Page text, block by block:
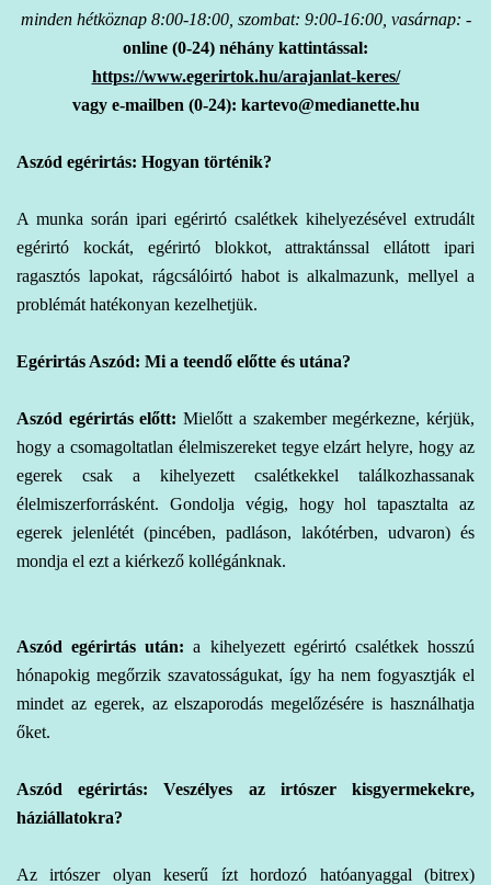
minden hétköznap 8:00-18:00, szombat: 9:00-16:00, vasárnap: -
online (0-24) néhány kattintással:
https://www.egerirtok.hu/arajanlat-keres/
vagy e-mailben (0-24): kartevo@medianette.hu
Aszód egérirtás: Hogyan történik?
A munka során ipari egérirtó csalétkek kihelyezésével extrudált
egérirtó kockát, egérirtó blokkot, attraktánssal ellátott ipari
ragasztós lapokat, rágcsálóirtó habot is alkalmazunk, mellyel a
problémát hatékonyan kezelhetjük.
Egérirtás Aszód: Mi a teendő előtte és utána?
Aszód egérirtás előtt: Mielőtt a szakember megérkezne, kérjük,
hogy a csomagoltatlan élelmiszereket tegye elzárt helyre, hogy az
egerek csak a kihelyezett csalétkekkel találkozhassanak
élelmiszerforrásként. Gondolja végig, hogy hol tapasztalta az
egerek jelenlétét (pincében, padláson, lakótérben, udvaron) és
mondja el ezt a kiérkező kollégánknak.
Aszód egérirtás után: a kihelyezett egérirtó csalétkek hosszú
hónapokig megőrzik szavatosságukat, így ha nem fogyasztják el
mindet az egerek, az elszaporodás megelőzésére is használhatja
őket.
Aszód egérirtás: Veszélyes az irtószer kisgyermekekre,
háziállatokra?
Az irtószer olyan keserű ízt hordozó hatóanyaggal (bitrex)